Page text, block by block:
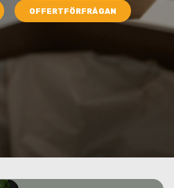
OFFERTFÖRFRÅGAN